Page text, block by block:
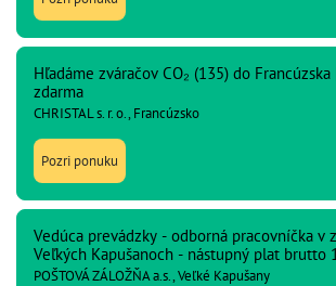
Hľadáme zváračov CO₂ (135) do
zdarma
CHRISTAL s. r. o., Francúzsko
Pozri ponuku
Vedúca prevádzky - odborná pracovníčka v
Veľkých Kapušanoch - nástupný plat brutto
POŠTOVÁ ZÁLOŽŇA a.s., Veľké Kapušany